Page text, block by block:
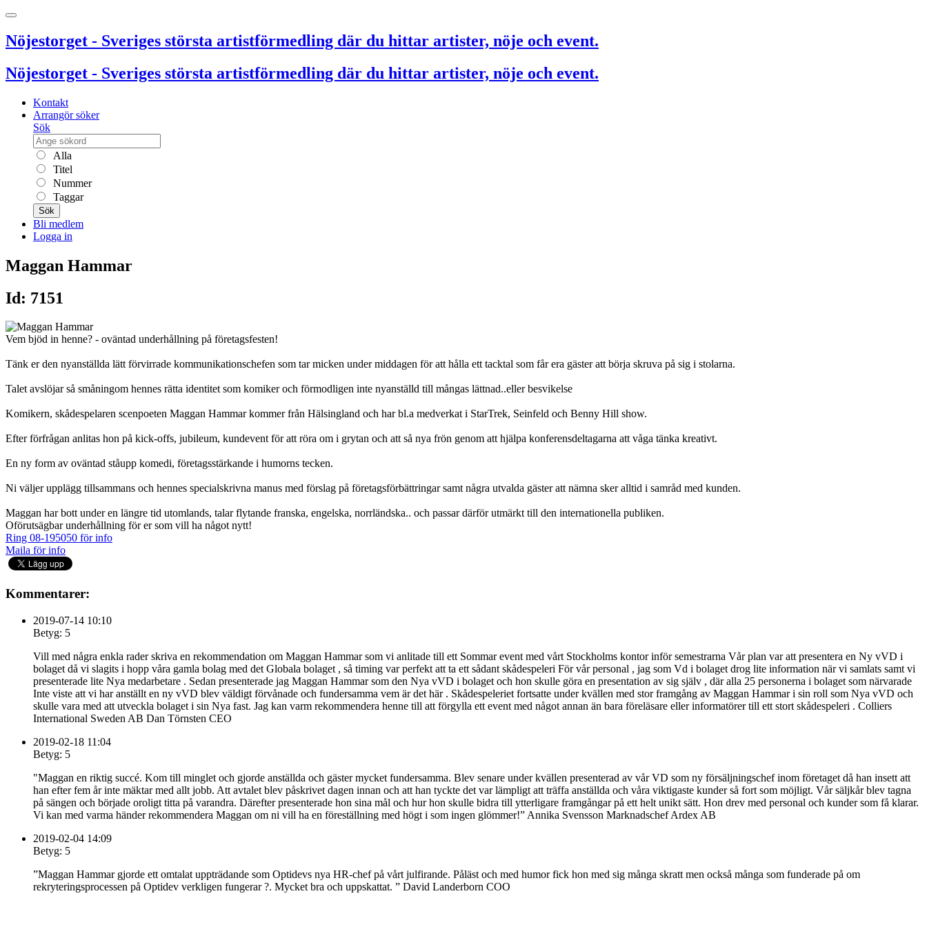
Nöjestorget - Sveriges största artistförmedling där du hittar artister, nöje och event.
Nöjestorget - Sveriges största artistförmedling där du hittar artister, nöje och event.
Kontakt
Arrangör söker
Sök
Alla
Titel
Nummer
Taggar
Sök
Bli medlem
Logga in
Maggan Hammar
Id: 7151
Vem bjöd in henne? - oväntad underhållning på företagsfesten!
Tänk er den nyanställda lätt förvirrade kommunikationschefen som tar micken under middagen för att hålla ett tacktal som får era gäster att börja skruva på sig i stolarna.
Talet avslöjar så småningom hennes rätta identitet som komiker och förmodligen inte nyanställd till mångas lättnad..eller besvikelse
Komikern, skådespelaren scenpoeten Maggan Hammar kommer från Hälsingland och har bl.a medverkat i StarTrek, Seinfeld och Benny Hill show.
Efter förfrågan anlitas hon på kick-offs, jubileum, kundevent för att röra om i grytan och att så nya frön genom att hjälpa konferensdeltagarna att våga tänka kreativt.
En ny form av oväntad ståupp komedi, företagsstärkande i humorns tecken.
Ni väljer upplägg tillsammans och hennes specialskrivna manus med förslag på företagsförbättringar samt några utvalda gäster att nämna sker alltid i samråd med kunden.
Maggan har bott under en längre tid utomlands, talar flytande franska, engelska, norrländska.. och passar därför utmärkt till den internationella publiken.
Oförutsägbar underhållning för er som vill ha något nytt!
Ring 08-195050 för info
Maila för info
Kommentarer:
2019-07-14 10:10
Betyg: 5
Vill med några enkla rader skriva en rekommendation om Maggan Hammar som vi anlitade till ett Sommar event med vårt Stockholms kontor inför semestrarna Vår plan var att presentera en Ny vVD i
bolaget då vi slagits i hopp våra gamla bolag med det Globala bolaget , så timing var perfekt att ta ett sådant skådespeleri För vår personal , jag som Vd i bolaget drog lite information när vi samlats samt vi
presenterade lite Nya medarbetare . Sedan presenterade jag Maggan Hammar som den Nya vVD i bolaget och hon skulle göra en presentation av sig själv , där alla 25 personerna i bolaget som närvarade
Inte viste att vi har anställt en ny vVD blev väldigt förvånade och fundersamma vem är det här . Skådespeleriet fortsatte under kvällen med stor framgång av Maggan Hammar i sin roll som Nya vVD och
skulle vara med att utveckla bolaget i sin Nya fast. Jag kan varm rekommendera henne till att förgylla ett event med något annan än bara föreläsare eller informatörer till ett stort skådespeleri . Colliers
International Sweden AB Dan Törnsten CEO
2019-02-18 11:04
Betyg: 5
"Maggan en riktig succé. Kom till minglet och gjorde anställda och gäster mycket fundersamma. Blev senare under kvällen presenterad av vår VD som ny försäljningschef inom företaget då han insett att
han efter fem år inte mäktar med allt jobb. Att avtalet blev påskrivet dagen innan och att han tyckte det var lämpligt att träffa anställda och våra viktigaste kunder så fort som möjligt. Vår säljkår blev tagna
på sängen och började oroligt titta på varandra. Därefter presenterade hon sina mål och hur hon skulle bidra till ytterligare framgångar på ett helt unikt sätt. Hon drev med personal och kunder som få klarar.
Vi kan med varma händer rekommendera Maggan om ni vill ha en föreställning med högt i som ingen glömmer!” Annika Svensson Marknadschef Ardex AB
2019-02-04 14:09
Betyg: 5
”Maggan Hammar gjorde ett omtalat uppträdande som Optidevs nya HR-chef på vårt julfirande. Påläst och med humor fick hon med sig många skratt men också många som funderade på om
rekryteringsprocessen på Optidev verkligen fungerar ?. Mycket bra och uppskattat. ” David Landerborn COO